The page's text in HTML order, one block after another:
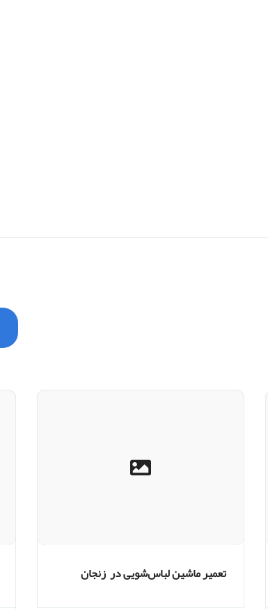
تعمیر ماشین لباس‌شویی در زنجان